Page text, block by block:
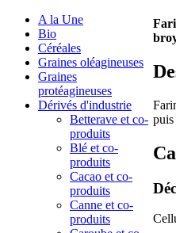
A la Une
Bio
Céréales
Graines oléagineuses
Graines
protéagineuses
Dérivés d'industrie
Betterave et co-
produits
Blé et co-
produits
Cacao et co-
produits
Canne et co-
produits
puis